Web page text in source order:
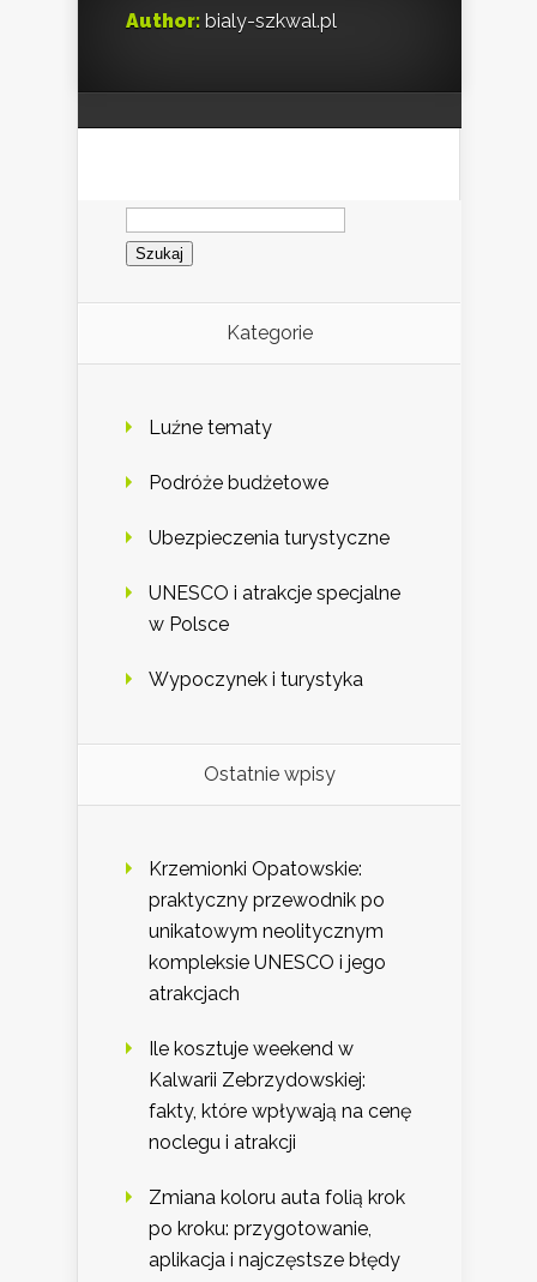
Author: bialy-szkwal.pl
Szukaj:
Kategorie
Luźne tematy
Podróże budżetowe
Ubezpieczenia turystyczne
UNESCO i atrakcje specjalne
w Polsce
Wypoczynek i turystyka
Ostatnie wpisy
Krzemionki Opatowskie:
praktyczny przewodnik po
unikatowym neolitycznym
kompleksie UNESCO i jego
atrakcjach
Ile kosztuje weekend w
Kalwarii Zebrzydowskiej:
fakty, które wpływają na cenę
noclegu i atrakcji
Zmiana koloru auta folią krok
po kroku: przygotowanie,
aplikacja i najczęstsze błędy